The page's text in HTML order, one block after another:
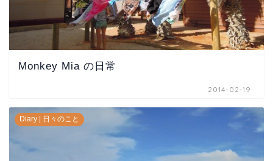
Monkey Mia の日常
2014-02-19
Diary | 日々のこと